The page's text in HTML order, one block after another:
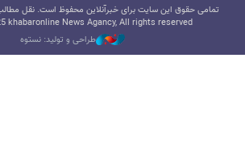
تمامی حقوق این سایت برای خبرآنلاین محفوظ است. نقل مطالب
khabaronline News Agancy, All rights reserved
طراحی و تولید: نستوه